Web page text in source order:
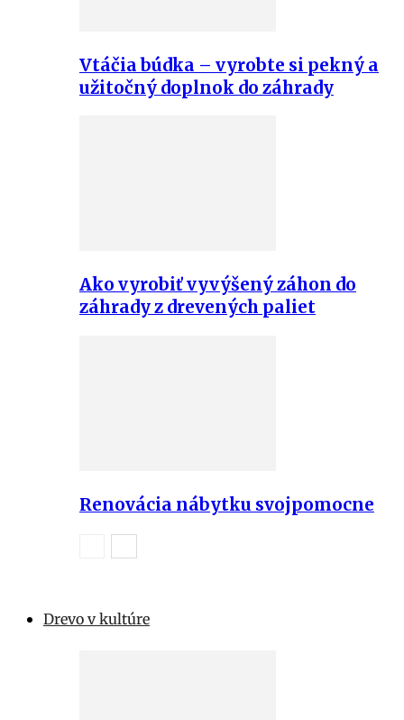
Vtáčia búdka – vyrobte si pekný a
užitočný doplnok do záhrady
Ako vyrobiť vyvýšený záhon do
záhrady z drevených paliet
Renovácia nábytku svojpomocne
Drevo v kultúre